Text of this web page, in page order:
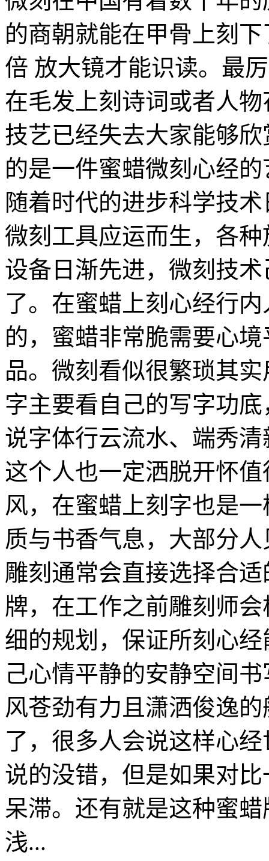
的商朝就能在甲骨上刻
倍 放大镜才能识读。最
在毛发上刻诗词或者人
技艺已经失去大家能够
的是一件蜜蜡微刻心经
随着时代的进步科学技
微刻工具应运而生，各
设备日渐先进，微刻技
了。在蜜蜡上刻心经行
的，蜜蜡非常脆需要心
品。微刻看似很繁琐其
字主要看自己的写字功
说字体行云流水、端秀
这个人也一定洒脱开怀
风，在蜜蜡上刻字也是
质与书香气息，大部分
雕刻通常会直接选择合
牌，在工作之前雕刻师
细的规划，保证所刻心
己心情平静的安静空间
风苍劲有力且潇洒俊逸
了，很多人会说这样心
说的没错，但是如果对
呆滞。还有就是这种蜜
浅...